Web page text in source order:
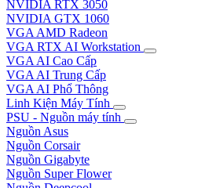
NVIDIA RTX 3050
NVIDIA GTX 1060
VGA AMD Radeon
VGA RTX AI Workstation
VGA AI Cao Cấp
VGA AI Trung Cấp
VGA AI Phổ Thông
Linh Kiện Máy Tính
PSU - Nguồn máy tính
Nguồn Asus
Nguồn Corsair
Nguồn Gigabyte
Nguồn Super Flower